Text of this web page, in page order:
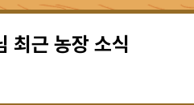
근 농장 소식